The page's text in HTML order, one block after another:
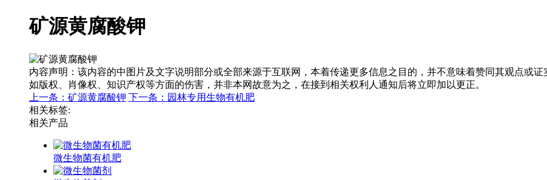
矿源黄腐酸钾
内容声明：该内容的中图片及文字说明部分或全部来源于互联网，本着传递更多信息之目的，并不意味着赞同其观点或
如版权、肖像权、知识产权等方面的伤害，并非本网故意为之，在接到相关权利人通知后将立即加以更正。
上一条：矿源黄腐酸钾 下一条：园林专用生物有机肥
相关标签:
相关产品
微生物菌有机肥